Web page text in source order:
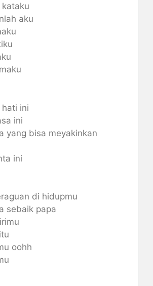
kataku
aku
hati ini
ini
yang bisa meyakinkan
ini
di hidupmu
sebaik papa
oohh